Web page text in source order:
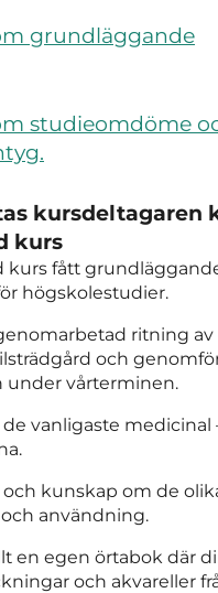
grundläggande
studieomdöme
kursdeltagaren
kurs
kurs fått
högskolestudier.
ritning av
och
under vårterminen.
vanligaste medicinal
och kunskap om de
användning.
en egen örtabok där
och akvareller